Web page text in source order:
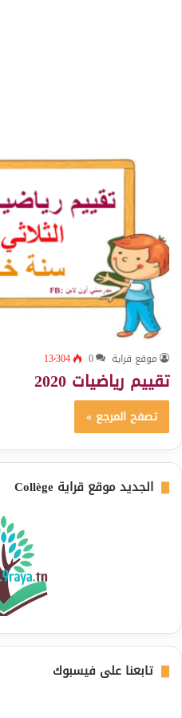
موقع قراية 0 13٬304
تقييم رياضيات 2020
تصفح المرجع »
الجديد موقع قراية Collège
تابعنا على فيسبوك